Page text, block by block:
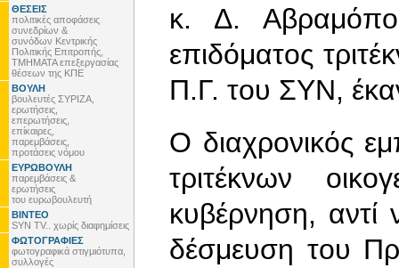
ΘΕΣΕΙΣ
πολιτικές αποφάσεις
συνεδρίων &
συνόδων Κεντρικής
Πολιτικής Επιτροπής,
ΤΜΗΜΑΤΑ επεξεργασίας
θέσεων της ΚΠΕ
ΒΟΥΛΗ
βουλευτές ΣΥΡΙΖΑ,
ερωτήσεις,
επερωτήσεις,
επίκαιρες,
παρεμβάσεις,
προτάσεις νόμου
ΕΥΡΩΒΟΥΛΗ
παρεμβάσεις &
ερωτήσεις
του ευρωβουλευτή
ΒΙΝΤΕΟ
SYN TV.. χωρίς διαφημίσεις
ΦΩΤΟΓΡΑΦΙΕΣ
φωτογραφικά στιγμιότυπα,
συλλογές
κ. Δ.
επιδόματος
Π.Γ. του ΣΥΝ,
Ο διαχρονικός
τριτέκνων
κυβέρνηση, αντί
δέσμευση του